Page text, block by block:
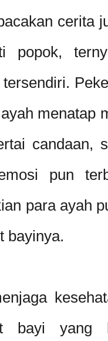
cerita
popok,
menatap
candaan,
pun
para ayah
bayinya.
bayi yang